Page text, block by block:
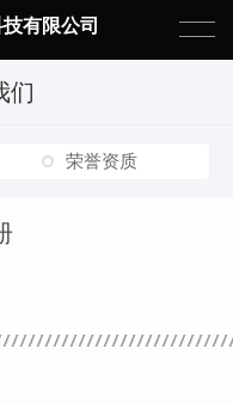
有限公司
们
荣誉资质